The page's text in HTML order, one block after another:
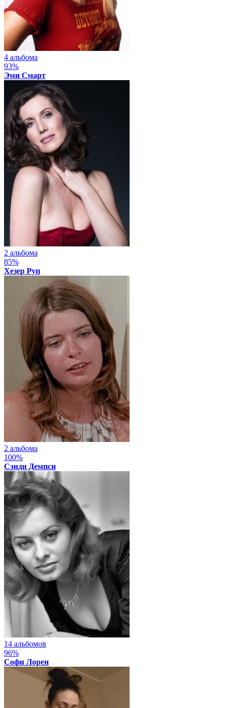
4 альбома
93%
Эми Смарт
2 альбома
85%
Хезер Руп
2 альбома
100%
Сэнди Демпси
14 альбомов
96%
Софи Лорен